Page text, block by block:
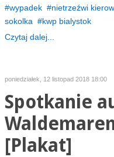
wypadek
nietrzeźwi
sokolka
kwp bialystok
Czytaj dalej...
poniedziałek, 12 listopad 2018 18:00
Spotkanie
[Plakat]